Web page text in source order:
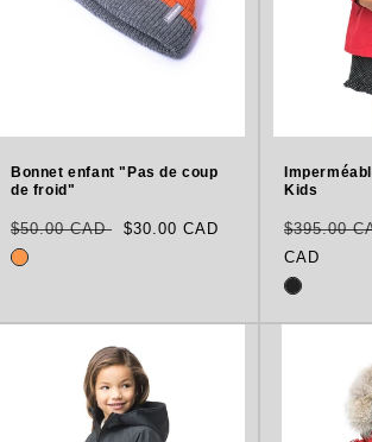
Bonnet enfant "Pas de coup
de froid"
Prix
habituel
$50.00 CAD
Translation
$30.00 CAD
Kids
Prix
habituel
$395.00
CAD